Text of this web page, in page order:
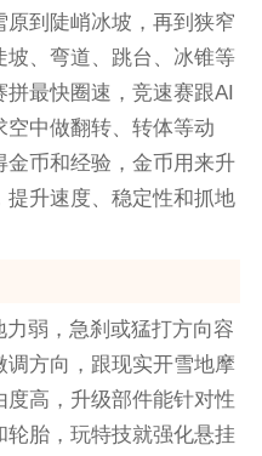
到陡峭冰坡，再到狭窄
、弯道、跳台、冰锥等
最快圈速，竞速赛跟AI
中做翻转、转体等动
币和经验，金币用来升
升速度、稳定性和抓地
弱，急刹或猛打方向容
方向，跟现实开雪地摩
高，升级部件能针对性
胎，玩特技就强化悬挂